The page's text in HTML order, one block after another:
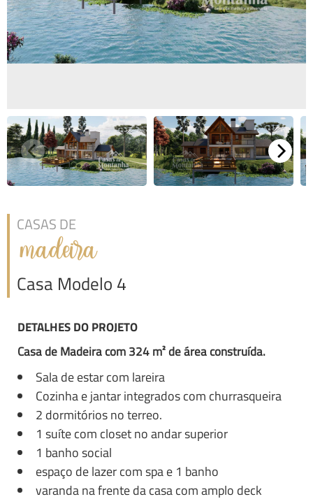
CASAS DE
madeira
Casa Modelo 4
DETALHES DO PROJETO
Casa de Madeira com 324 m² de área construída.
Sala de estar com lareira
Cozinha e jantar integrados com churrasqueira
2 dormitórios no terreo.
1 suíte com closet no andar superior
1 banho social
espaço de lazer com spa e 1 banho
varanda na frente da casa com amplo deck